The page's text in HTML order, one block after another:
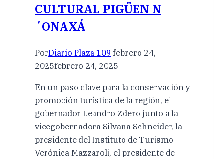
CULTURAL PIGÜEN N
´ONAXÁ
PorDiario Plaza 109 febrero 24,
2025febrero 24, 2025
En un paso clave para la conservación y
promoción turística de la región, el
gobernador Leandro Zdero junto a la
vicegobernadora Silvana Schneider, la
presidente del Instituto de Turismo
Verónica Mazzaroli, el presidente de